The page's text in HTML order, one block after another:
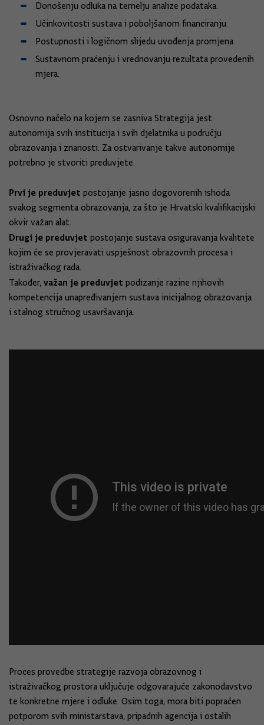
Donošenju odluka na temelju analize podataka.
Učinkovitosti sustava i poboljšanom financiranju.
Postupnosti i logičnom slijedu uvođenja promjena.
Sustavnom praćenju i vrednovanju rezultata provedenih
mjera.
Osnovno načelo na kojem se zasniva Strategija jest
autonomija svih institucija i svih djelatnika u području
obrazovanja i znanosti. Za ostvarivanje takve autonomije
potrebno je stvoriti preduvjete.
Prvi je preduvjet postojanje jasno dogovorenih ishoda
svakog segmenta obrazovanja, za što je Hrvatski kvalifikacijski
okvir važan alat.
Drugi je preduvjet postojanje sustava osiguravanja kvalitete
kojim će se provjeravati uspješnost obrazovnih procesa i
istraživačkog rada.
Također, važan je preduvjet podizanje razine njihovih
kompetencija unapređivanjem sustava inicijalnog obrazovanja
i stalnog stručnog usavršavanja.
Proces provedbe strategije razvoja obrazovnog i
istraživačkog prostora uključuje odgovarajuće zakonodavstvo
te konkretne mjere i odluke. Osim toga, mora biti popraćen
potporom svih ministarstava, pripadnih agencija i ostalih